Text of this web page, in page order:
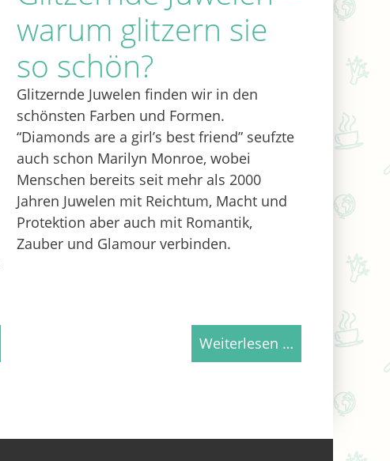
warum glitzern sie
so schön?
Glitzernde Juwelen finden wir in den
schönsten Farben und Formen.
“Diamonds are a girl’s best friend” seufzte
auch schon Marilyn Monroe, wobei
Menschen bereits seit mehr als 2000
Jahren Juwelen mit Reichtum, Macht und
Protektion aber auch mit Romantik,
Zauber und Glamour verbinden.
Weiterlesen …